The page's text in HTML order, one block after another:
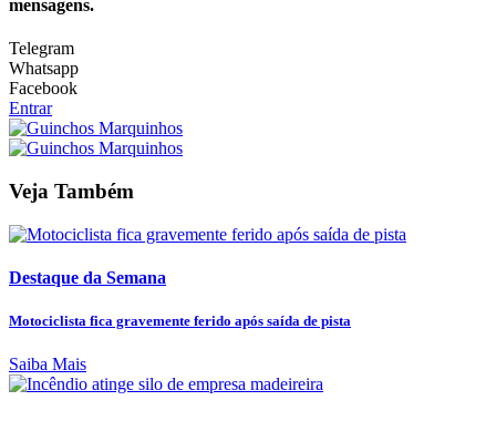
mensagens.
Telegram
Whatsapp
Facebook
Entrar
Veja Também
Destaque da Semana
Motociclista fica gravemente ferido após saída de pista
Saiba Mais